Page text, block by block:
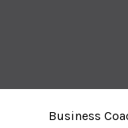
Business